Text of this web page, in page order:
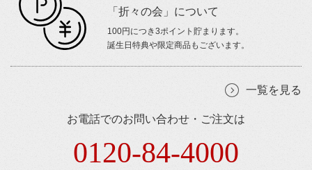
「折々の会」について
100円につき3ポイント貯まります。
誕生日特典や限定商品もございます。
一覧を見る
お電話でのお問い合わせ・ご注文は
0120-84-4000